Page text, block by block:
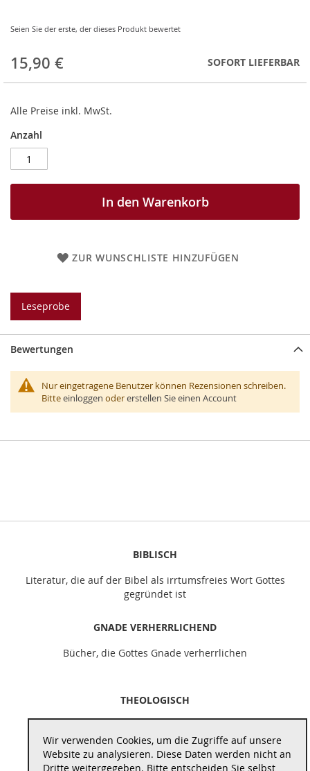
Seien Sie der erste, der dieses Produkt bewertet
15,90 € SOFORT LIEFERBAR
Alle Preise inkl. MwSt.
Anzahl
In den Warenkorb
ZUR WUNSCHLISTE HINZUFÜGEN
Leseprobe
Bewertungen
Nur eingetragene Benutzer können Rezensionen schreiben.
Bitteeinloggen odererstellen Sie einen Account
Wir verwenden Cookies, um die Zugriffe auf unsere
Website zu analysieren. Diese Daten werden nicht an
Dritte weitergegeben. Bitte entscheiden Sie selbst
BIBLISCH
Literatur, die auf der Bibel als irrtumsfreies Wort Gottes
gegründet ist
GNADE VERHERRLICHEND
Bücher, die Gottes Gnade verherrlichen
THEOLOGISCH
REFORMATORISCH